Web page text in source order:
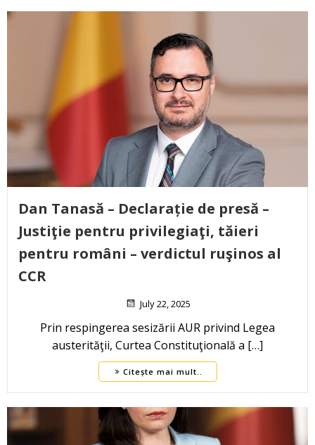
Dan Tanasă – Declarație de presă –
Justiţie pentru privilegiaţi, tăieri
pentru români – verdictul ruşinos al
CCR
July 22, 2025
Prin respingerea sesizării AUR privind Legea
austerităţii, Curtea Constituţională a […]
Citește mai mult..